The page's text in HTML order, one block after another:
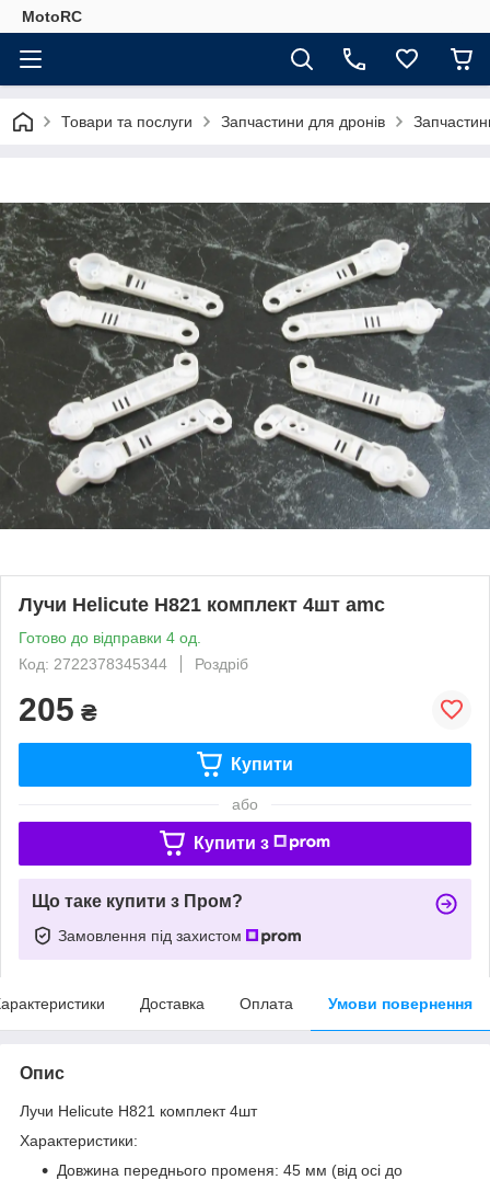
MotoRC
Товари та послуги Запчастини для дронів
Лучи Helicute H821 комплект 4шт amc
Готово до відправки 4 од.
Код: 2722378345344
Роздріб
205 ₴
Купити
або
Купити з
Що таке купити з Пром?
Замовлення під захистом
Доставка Оплата Умови повернення
Опис
Лучи Helicute H821 комплект 4шт
Характеристики:
Довжина переднього променя: 45 мм (від осі до